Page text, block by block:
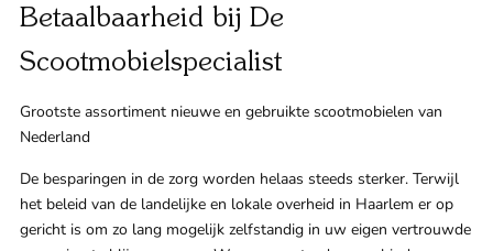
Betaalbaarheid bij De
Scootmobielspecialist
Grootste assortiment nieuwe en gebruikte scootmobielen van
Nederland
De besparingen in de zorg worden helaas steeds sterker. Terwijl
het beleid van de landelijke en lokale overheid in Haarlem er op
gericht is om zo lang mogelijk zelfstandig in uw eigen vertrouwde